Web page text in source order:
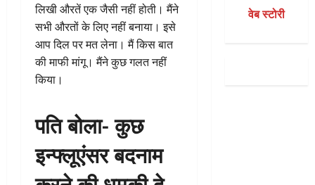
लिखी औरतें एक जैसी नहीं होती। मैंने
सभी औरतों के लिए नहीं बनाया। इसे
आप दिल पर मत लेना। मैं किस बात
की माफी मांगू। मैंने कुछ गलत नहीं
किया।
पति बोला- कुछ
इन्फ्लूएंसर बदनाम
वेब स्टोरी